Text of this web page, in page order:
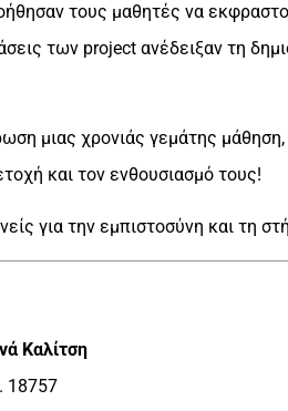
τους μαθητές να
των project ανέδειξαν τη
μιας χρονιάς γεμάτης
και τον ενθουσιασμό τους!
για την εμπιστοσύνη και τη
Καλίτση
18757